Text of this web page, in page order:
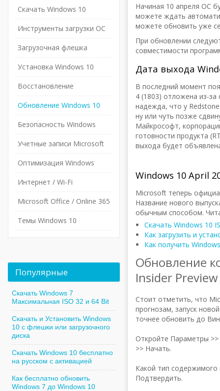
Начиная 10 апреля ОС
можете ждать
можете обновить уже
При обновлении
совместимости
Дата выхода
В последний момент
4 (1803) отложена из-
надежда, что у
ну или чуть позже
Майкрософт,
готовности продукта
выхода будет
Windows 10 April
Microsoft теперь
Название нового
обычным способом.
Скачать Windows 10
Как загрузить и
Как получить
Обновление
Insider Preview
Стоит отметить, что
прогнозам, запуск
точнее обновить до
Откройте Параметры
>> Начать.
Какой тип содержимого
Подтвердить.
Скачать Windows 10
Инструменты загрузки ОС
Загрузочная флешка
Установка Windows 10
Восстановление
Обновление Windows 10
Безопасность Windows
Учетные записи Microsoft
Оптимизация Windows
Интернет / Wi-Fi
Microsoft Office / Online 365
Темы Windows 10
Популярные
Скачать Windows 7
Максимальная ISO 32 и 64 Bit
Скачать и Установить Windows
10 с флешки или загрузочного
диска
Скачать Windows 10 бесплатно
на русском с активацией
Как бесплатно обновить
Windows 7 до Windows 10